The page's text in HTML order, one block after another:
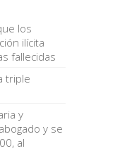
los
ilícita
fallecidas
triple
y
y se
al